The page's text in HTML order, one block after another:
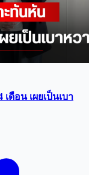
ดือน เผยเป็นเบา